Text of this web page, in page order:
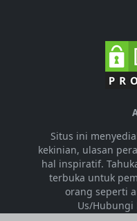
Situs ini
kekinian, ulasan
hal inspiratif.
terbuka untuk
orang seperti
Us/Hubungi